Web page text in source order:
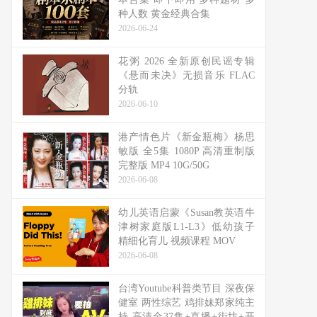
种人数 黄金经典合集
2026-06-24
花粥 2026 全新原创民谣专辑
《悬而未决》无损音乐 FLAC
分轨
2026-06-10
港产情色片《新金瓶梅》杨思
敏版 全5集 1080P 高清重制版
完整版 MP4 10G/50G
2026-06-08
幼儿英语启蒙《Susan教英语牛
津树家庭版L1-L3》低幼孩子
精细化育儿 视频课程 MOV
2026-06-08
台湾Youtube科普类节目 深夜保
健室 两性综艺 鸡排妹郑家纯主